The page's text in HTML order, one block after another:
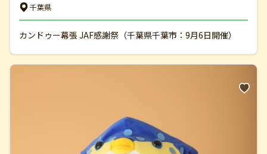
千葉県
カンドゥー幕張 JAF感謝祭（千葉県千葉市：9月6日開催）